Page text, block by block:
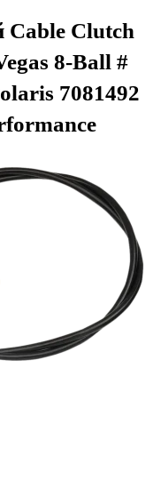
Cable Clutch
8-Ball #
7081492